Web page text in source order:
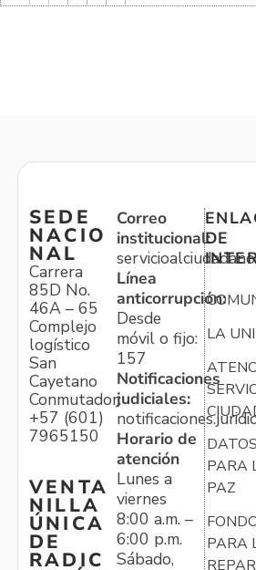
SEDE
NACIO
NAL
Carrera
85D No.
46A – 65
Complejo
logístico
San
Cayetano
Conmutador:
+57 (601)
7965150
VENTA
NILLA
ÚNICA
DE
RADIC
Correo
institucional:
Línea
anticorrupción:
Desde
móvil o fijo:
157
Notificaciones
judiciales:
Horario de
atención
Lunes a
viernes
8:00 a.m. –
6:00 p.m.
Sábado,
DE
LA
DATOS
PARA
PAZ
PARA